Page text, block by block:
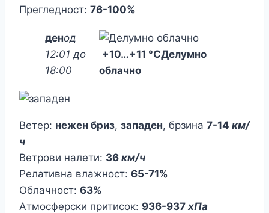
Прегледност: 76-100%
денод
12:01 до
18:00
+10…+11 °CДелумно
облачно
Ветер: нежен бриз, западен, брзина 7-14 км/
ч
Ветрови налети: 36 км/ч
Релативна влажност: 65-71%
Облачност: 63%
Атмосферски притисок: 936-937 хПа